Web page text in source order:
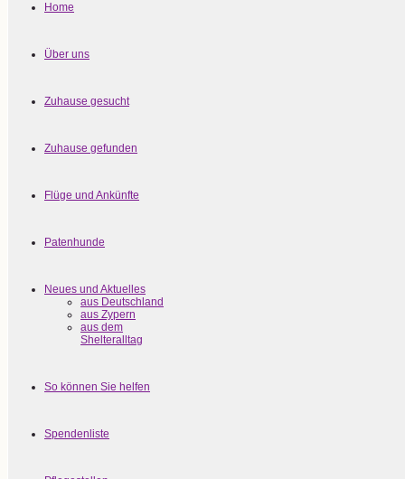
Home
Über uns
Zuhause gesucht
Zuhause gefunden
Flüge und Ankünfte
Patenhunde
Neues und Aktuelles
aus Deutschland
aus Zypern
aus dem
Shelteralltag
So können Sie helfen
Spendenliste